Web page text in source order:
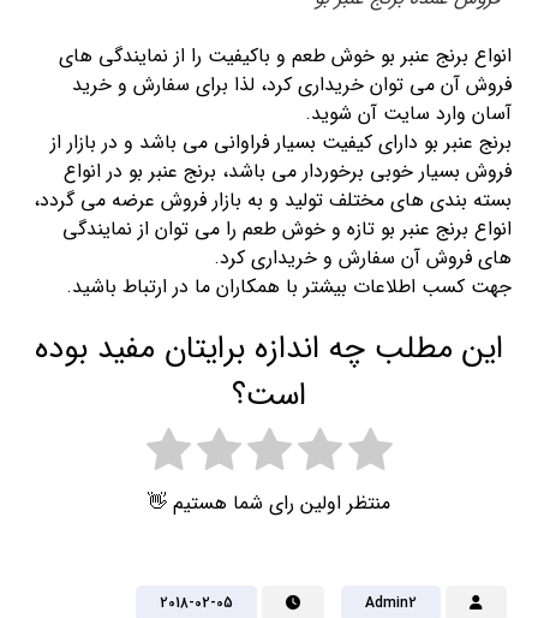
انواع برنج عنبر بو خوش طعم و باکیفیت را از نمایندگی های
فروش آن می توان خریداری کرد، لذا برای سفارش و خرید
آسان وارد سایت آن شوید.
برنج عنبر بو دارای کیفیت بسیار فراوانی می باشد و در بازار از
فروش بسیار خوبی برخوردار می باشد، برنج عنبر بو در انواع
بسته بندی های مختلف تولید و به بازار فروش عرضه می گردد،
انواع برنج عنبر بو تازه و خوش طعم را می توان از نمایندگی
های فروش آن سفارش و خریداری کرد.
جهت کسب اطلاعات بیشتر با همکاران ما در ارتباط باشید.
این مطلب چه اندازه برایتان مفید بوده
است؟
منتظر اولین رای شما هستیم 👋
Admin2
2018-02-05